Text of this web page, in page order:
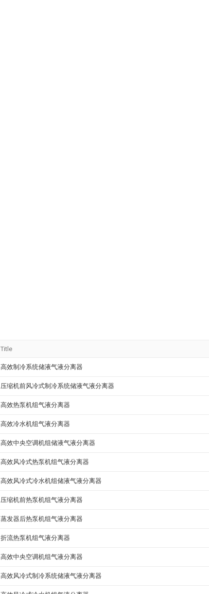
Title
高效制冷系统储液气液分离器
压缩机前风冷式制冷系统储液气液分离器
高效热泵机组气液分离器
高效冷水机组气液分离器
高效中央空调机组储液气液分离器
高效风冷式热泵机组气液分离器
高效风冷式冷水机组储液气液分离器
压缩机前热泵机组气液分离器
蒸发器后热泵机组气液分离器
折流热泵机组气液分离器
高效中央空调机组气液分离器
高效风冷式制冷系统储液气液分离器